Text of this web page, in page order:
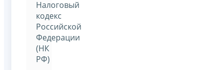
Налоговый
кодекс
Российской
Федерации
(НК
РФ)